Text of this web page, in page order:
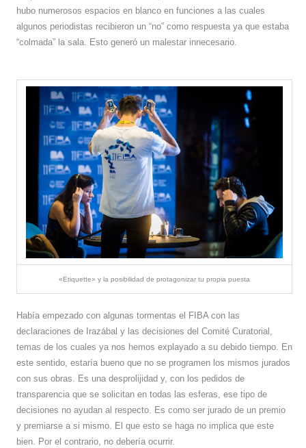
hubo numerosos espacios en blanco en funciones a las cuales
algunos periodistas recibieron un “no” como respuesta ya que estaba
“colmada” la sala. Esto generó un malestar innecesario.
«Etiquette» y la posibilidad de protagonizar tu propia puesta
Había empezado con algunas tormentas el FIBA con las
declaraciones de Irazábal y las decisiones del Comité Curatorial,
temas de los cuales ya nos hemos explayado a su debido tiempo. En
este sentido, estaría bueno que no se programen los mismos jurados
con sus obras. Es una desprolijidad y, con los pedidos de
transparencia que se solicitan en todas las esferas, ese tipo de
decisiones no ayudan al respecto. Es como ser jurado de un premio
y premiarse a si mismo. El que esto se haga no implica que este
bien. Por el contrario, no debería ocurrir.